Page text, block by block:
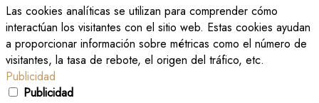
Las cookies analíticas se utilizan para comprender cómo
interactúan los visitantes con el sitio web. Estas cookies ayudan
a proporcionar información sobre métricas como el número de
visitantes, la tasa de rebote, el origen del tráfico, etc.
Publicidad
Publicidad